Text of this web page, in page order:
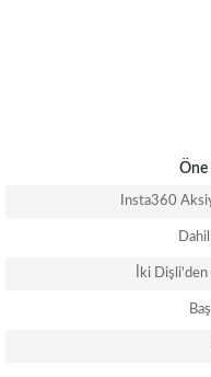
Öne
Insta360
İki